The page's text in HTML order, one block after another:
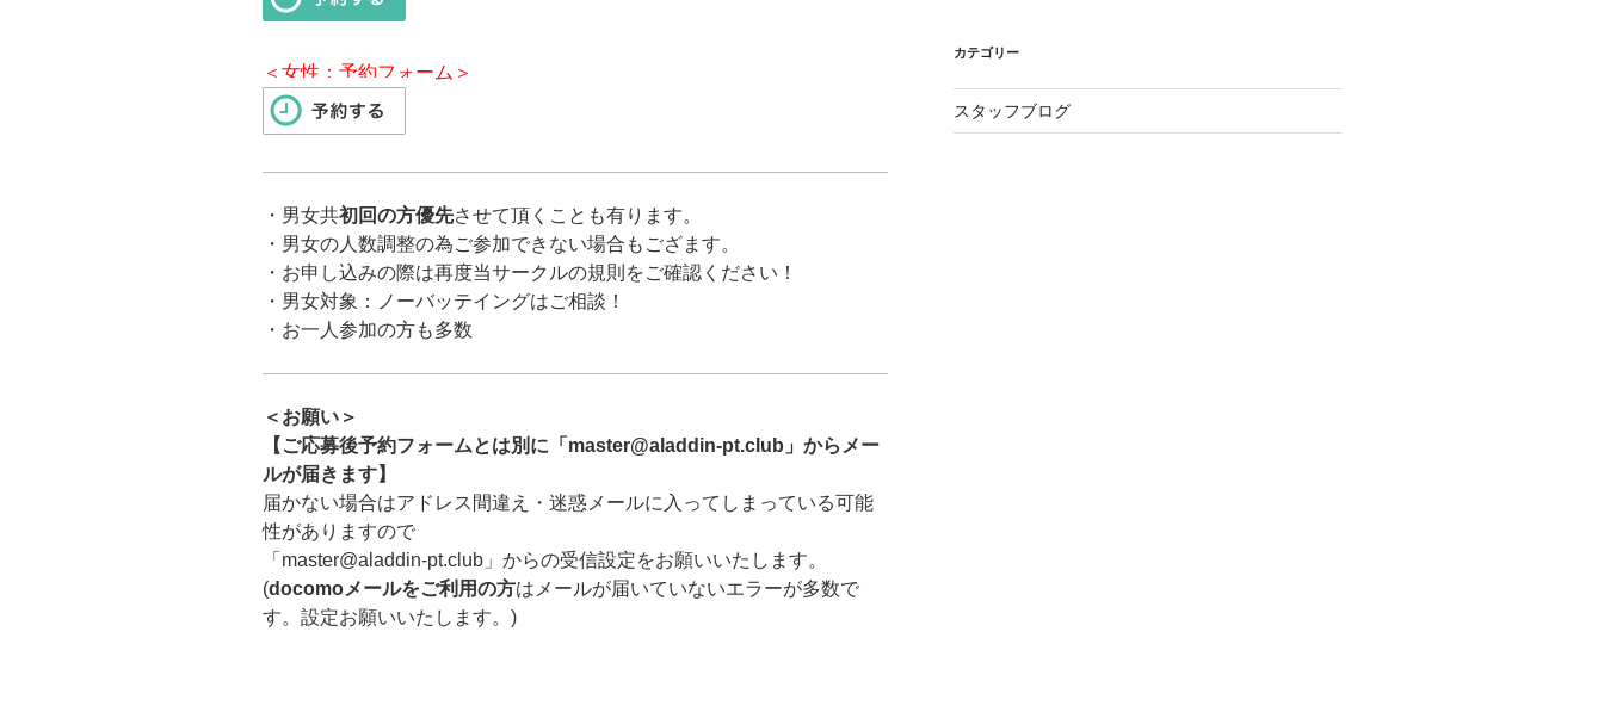
＜女性：予約フォーム＞
・男女共初回の方優先させて頂くことも有ります。
・男女の人数調整の為ご参加できない場合もござます。
・お申し込みの際は再度当サークルの規則をご確認ください！
・男女対象：ノーバッテイングはご相談！
・お一人参加の方も多数
＜お願い＞
【ご応募後予約フォームとは別に「master@aladdin-pt.club」からメー
ルが届きます】
届かない場合はアドレス間違え・迷惑メールに入ってしまっている可能
性がありますので
「master@aladdin-pt.club」からの受信設定をお願いいたします。
(docomoメールをご利用の方はメールが届いていないエラーが多数で
す。設定お願いいたします。)
カテゴリー
スタッフブログ